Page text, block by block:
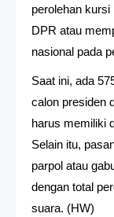
perolehan
DPR atau
nasional pada
Saat ini, ada
calon presiden
harus memiliki
Selain itu,
parpol atau
dengan total
suara. (HW)